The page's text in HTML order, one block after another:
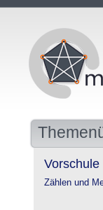
Vorschule
Zählen und